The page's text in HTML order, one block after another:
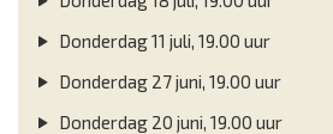
Donderdag 11 juli, 19.00 uur
Donderdag 27 juni, 19.00 uur
Donderdag 20 juni, 19.00 uur